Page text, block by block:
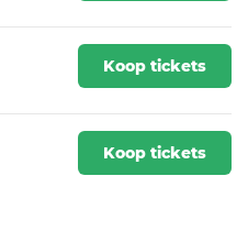
Koop tickets
Koop tickets